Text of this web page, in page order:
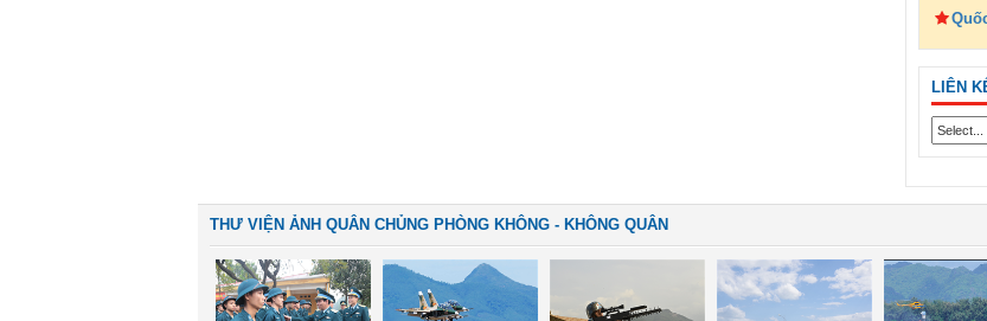
LIÊN
THƯ VIỆN ẢNH QUÂN CHỦNG PHÒNG KHÔNG - KHÔNG QUÂN